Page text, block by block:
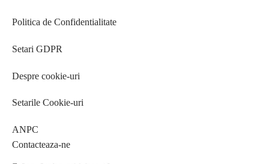
Politica de Confidentialitate
Setari GDPR
Despre cookie-uri
Setarile Cookie-uri
ANPC
Contacteaza-ne